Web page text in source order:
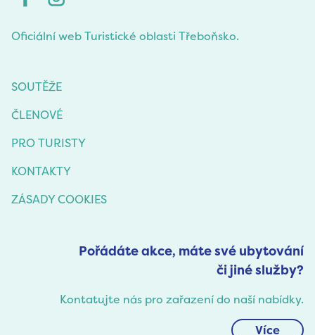
Oficiální web Turistické oblasti Třeboňsko.
SOUTĚŽE
ČLENOVÉ
PRO TURISTY
KONTAKTY
ZÁSADY COOKIES
Pořádáte akce, máte své ubytování
či jiné služby?
Kontatujte nás pro zařazení do naší nabídky.
Více